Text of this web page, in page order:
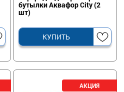
бутылки Аквафор City (2
шт)
КУПИТЬ